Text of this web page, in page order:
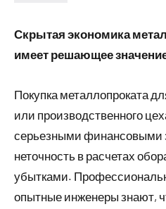
2026
Скрытая экономика
имеет решающее
Покупка металлопроката
или производственного
серьезными финансовыми
неточность в расчетах
убытками.
опытные инженеры знают,